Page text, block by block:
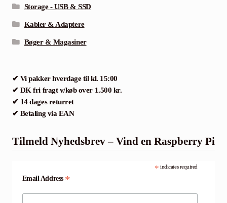
Storage - USB & SSD
Kabler & Adaptere
Bøger & Magasiner
✔ Vi pakker hverdage til kl. 15:00
✔ DK fri fragt v/køb over 1.500 kr.
✔ 14 dages returret
✔ Betaling via EAN
Tilmeld Nyhedsbrev – Vind en Raspberry Pi
* indicates required
Email Address *